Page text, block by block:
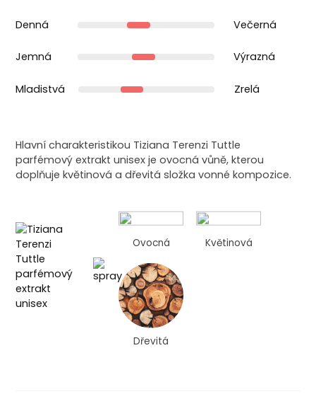
Denná Večerná
Jemná Výrazná
Mladistvá Zrelá
Hlavní charakteristikou Tiziana Terenzi Tuttle
parfémový extrakt unisex je ovocná vůně, kterou
doplňuje květinová a dřevitá složka vonné kompozice.
Ovocná Květinová
Dřevitá